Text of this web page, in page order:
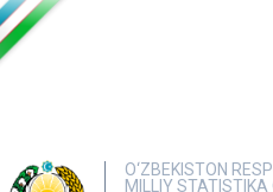
O‘ZBEKISTON
MILLIY STATISTIKA